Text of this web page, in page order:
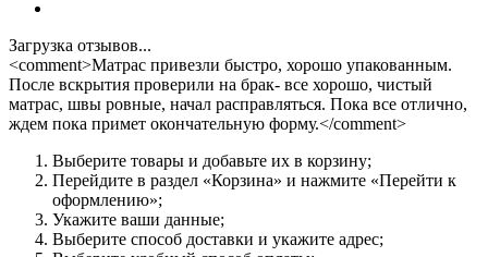
Загрузка отзывов...
<comment>Матрас привезли быстро, хорошо упакованным.
После вскрытия проверили на брак- все хорошо, чистый
матрас, швы ровные, начал расправляться. Пока все отлично,
ждем пока примет окончательную форму.</comment>
Выберите товары и добавьте их в корзину;
Перейдите в раздел «Корзина» и нажмите «Перейти к
оформлению»;
Укажите ваши данные;
Выберите способ доставки и укажите адрес;